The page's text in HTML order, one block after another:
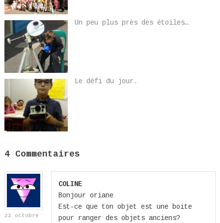
Un peu plus près des étoiles…
Le défi du jour.
4 Commentaires
22 octobre
COLINE
Bonjour oriane
Est-ce que ton objet est une boite
pour ranger des objets anciens?